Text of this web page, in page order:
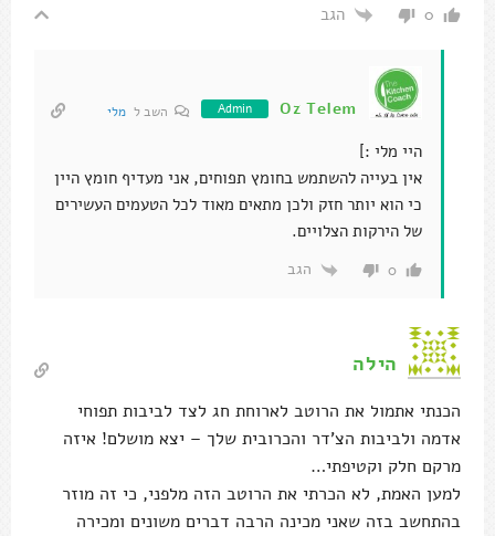
0 הגב
Oz Telem
Admin השב ל מלי
היי מלי :]
אין בעייה להשתמש בחומץ תפוחים, אני מעדיף חומץ היין
כי הוא יותר חזק ולכן מתאים מאוד לכל הטעמים העשירים
של הירקות הצלויים.
0 הגב
הילה
הכנתי אתמול את הרוטב לארוחת חג לצד לביבות תפוחי
אדמה ולביבות הצ'דר והכרובית שלך – יצא מושלם! איזה
מרקם חלק וקטיפתי…
למען האמת, לא הכרתי את הרוטב הזה מלפני, כי זה מוזר
בהתחשב בזה שאני מכינה הרבה דברים משונים ומכירה